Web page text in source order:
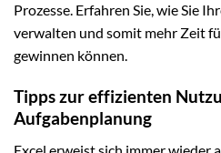
Prozesse. Erfahren Sie, wie Sie
verwalten und somit mehr Zeit
gewinnen können.
Tipps zur effizienten
Aufgabenplanung
Excel erweist sich immer wieder